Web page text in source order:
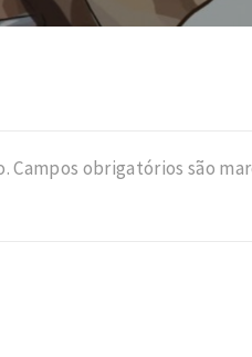
Campos obrigatórios são